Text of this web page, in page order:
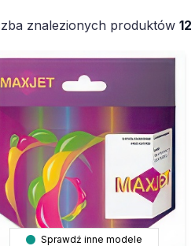
znalezionych produktów 12
Sprawdź inne modele